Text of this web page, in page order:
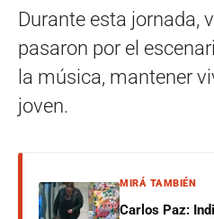
Durante esta jornada,
pasaron por el
la música, mantener
joven.
MIRÁ TAMBIÉN
Carlos Paz: